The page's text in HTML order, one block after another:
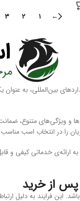
← ۱ ۲ ۳
بین‌المللی، به عنوان
و ویژگی‌های متنوع،
در انتخاب اسب مناسب
خدماتی کیفی و
پس از خرید
این فرایند به دلیل